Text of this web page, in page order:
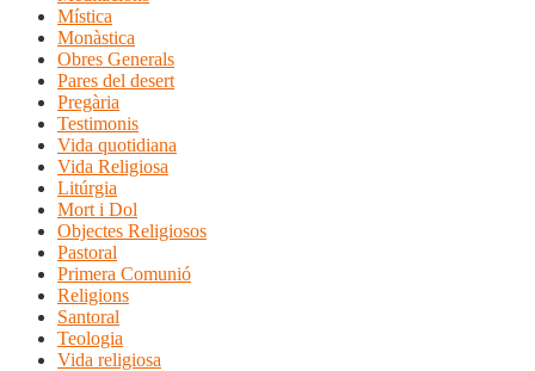
Mística
Monàstica
Obres Generals
Pares del desert
Pregària
Testimonis
Vida quotidiana
Vida Religiosa
Litúrgia
Mort i Dol
Objectes Religiosos
Pastoral
Primera Comunió
Religions
Santoral
Teologia
Vida religiosa